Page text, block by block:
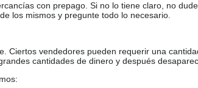
con prepago. Si no lo tiene claro, no
los mismos y pregunte todo lo necesario.
Ciertos vendedores pueden requerir una
cantidades de dinero y después